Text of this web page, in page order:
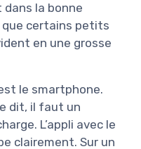
dans la bonne
que certains petits
en une grosse
le smartphone.
dit, il faut un
L’appli avec le
clairement. Sur un